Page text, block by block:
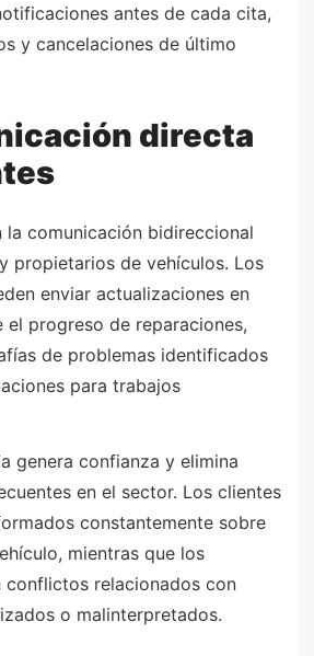
antes de cada cita,
y cancelaciones de último
directa
la comunicación bidireccional
propietarios de vehículos. Los
enviar actualizaciones en
progreso de reparaciones,
de problemas identificados
para trabajos
genera confianza y elimina
en el sector. Los clientes
constantemente sobre
mientras que los
conflictos relacionados con
o malinterpretados.